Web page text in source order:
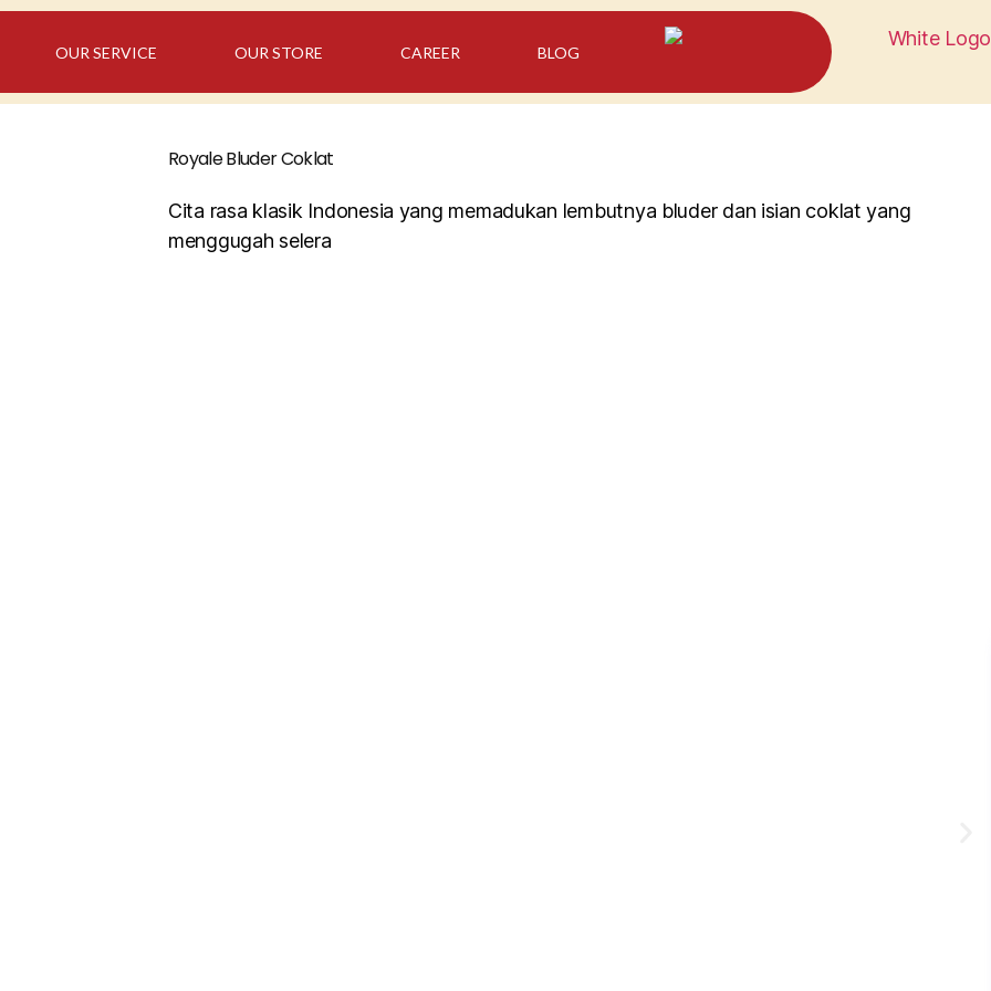
OUR SERVICE OUR STORE CAREER BLOG
Royale Bluder Coklat
Cita rasa klasik Indonesia yang memadukan lembutnya bluder dan isian coklat yang
menggugah selera